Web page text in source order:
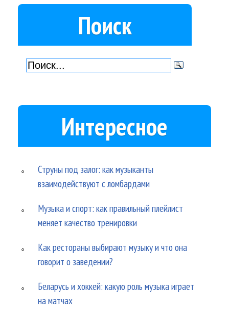
Поиск
Интересное
Струны под залог: как музыканты
взаимодействуют с ломбардами
Музыка и спорт: как правильный плейлист
меняет качество тренировки
Как рестораны выбирают музыку и что она
говорит о заведении?
Беларусь и хоккей: какую роль музыка играет
на матчах